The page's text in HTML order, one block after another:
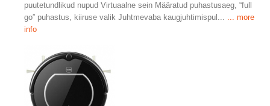
puutetundlikud nupud Virtuaalne sein Määratud puhastusaeg, “full
go” puhastus, kiiruse valik Juhtmevaba kaugjuhtimispul... ... more
info